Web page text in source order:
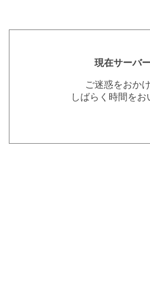
現在サーバ
ご迷惑をおか
しばらく時間を